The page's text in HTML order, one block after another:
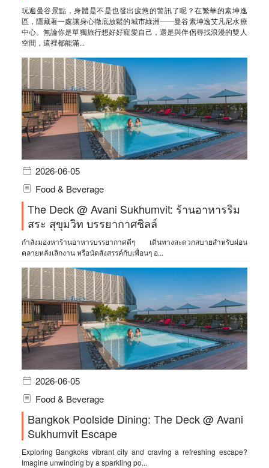
玩遍曼谷景點，身體是不是也發出疲憊的警訊了呢？在繁華的素坤逸
區，隱藏著一處讓身心徹底放鬆的城市綠洲——曼谷素坤逸艾凡尼水療
中心。無論你是單獨旅行想好好寵愛自己，還是與伴侶尋找浪漫的雙人
空間，這裡都能滿...
2026-06-05
Food & Beverage
The Deck @ Avani Sukhumvit: ร้านอาหารริม
สระ สุขุมวิท บรรยากาศชิลล์
กำลังมองหาร้านอาหารบรรยากาศดีๆ เดินทางสะดวกสบายสำหรับผ่อน
คลายหลังเลิกงาน หรือนัดสังสรรค์กับเพื่อนๆ อ...
2026-06-05
Food & Beverage
Bangkok Poolside Dining: The Deck @ Avani
Sukhumvit Escape
Exploring Bangkoks vibrant city and craving a refreshing escape?
Imagine unwinding by a sparkling po...